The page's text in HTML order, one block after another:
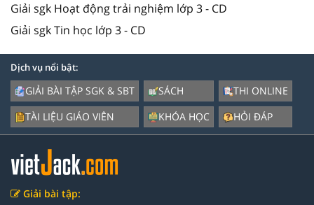
Giải sgk Hoạt động trải nghiệm lớp 3 - CD
Giải sgk Tin học lớp 3 - CD
Dịch vụ nổi bật:
GIẢI BÀI TẬP SGK & SBT
TÀI LIỆU GIÁO VIÊN
SÁCH
KHÓA HỌC
THI ONLINE
HỎI ĐÁP
Giải bài tập: